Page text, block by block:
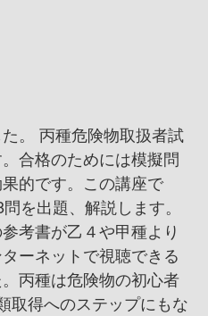
。 丙種危険物取扱者試
合格のためには模擬問
的です。この講座で
を出題、解説します。
考書が乙４や甲種より
ーネットで視聴できる
丙種は危険物の初心者
取得へのステップにもな